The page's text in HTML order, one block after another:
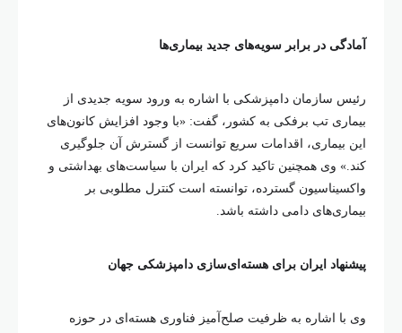
آمادگی در برابر سویه‌های جدید بیماری‌ها
رئیس سازمان دامپزشکی با اشاره به ورود سویه جدیدی از
بیماری تب برفکی به کشور، گفت: «با وجود افزایش کانون‌های
این بیماری، اقدامات سریع توانست از گسترش آن جلوگیری
کند.» وی همچنین تاکید کرد که ایران با سیاست‌های بهداشتی و
واکسیناسیون گسترده، توانسته است کنترل مطلوبی بر
بیماری‌های دامی داشته باشد.
پیشنهاد ایران برای هسته‌ای‌سازی دامپزشکی جهان
وی با اشاره به ظرفیت صلح‌آمیز فناوری هسته‌ای در حوزه